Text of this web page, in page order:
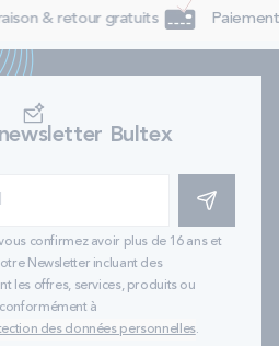
& retour gratuits
newsletter Bultex
S'INSCRIRE
confirmez avoir plus de 16 ans et
Newsletter incluant des
les offres, services, produits ou
à
des données personnelles.